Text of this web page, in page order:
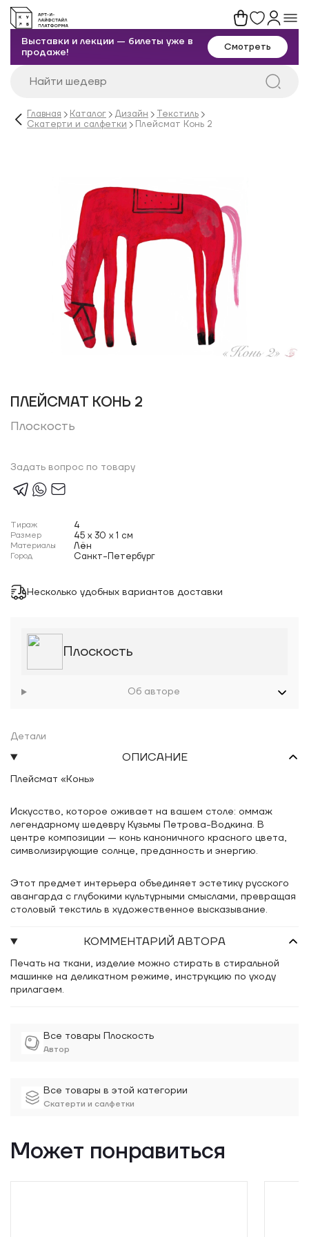
Выставки и лекции — билеты уже в
продаже!
Смотреть
Главная Каталог Дизайн
Текстиль
Скатерти и салфетки
Плейсмат Конь 2
ПЛЕЙСМАТ КОНЬ 2
Плоскость
Задать вопрос по товару
Тираж 4
Размер 45 x 30 x 1 см
Материалы Лён
Город Санкт-Петербург
Несколько удобных вариантов доставки
Все товары Плоскость
Автор
Все товары в этой категории
Скатерти и салфетки
Плоскость
Об авторе
Детали
ОПИСАНИЕ
Плейсмат «Конь»
Искусство, которое оживает на вашем столе: оммаж
легендарному шедевру Кузьмы Петрова-Водкина. В
центре композиции — конь каноничного красного цвета,
символизирующие солнце, преданность и энергию.
Этот предмет интерьера объединяет эстетику русского
авангарда с глубокими культурными смыслами, превращая
столовый текстиль в художественное высказывание.
КОММЕНТАРИЙ АВТОРА
Печать на ткани, изделие можно стирать в стиральной
машинке на деликатном режиме, инструкцию по уходу
прилагаем.
Может понравиться